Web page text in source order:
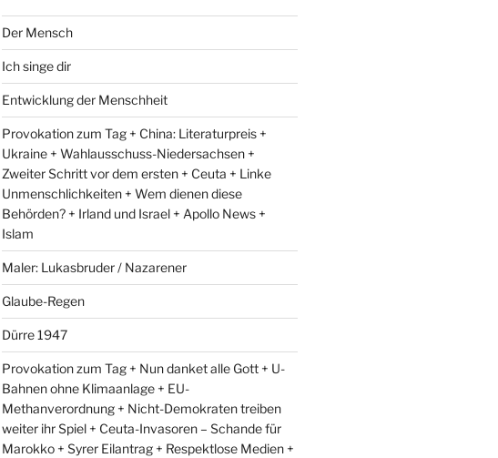
Der Mensch
Ich singe dir
Entwicklung der Menschheit
Provokation zum Tag + China: Literaturpreis +
Ukraine + Wahlausschuss-Niedersachsen +
Zweiter Schritt vor dem ersten + Ceuta + Linke
Unmenschlichkeiten + Wem dienen diese
Behörden? + Irland und Israel + Apollo News +
Islam
Maler: Lukasbruder / Nazarener
Glaube-Regen
Dürre 1947
Provokation zum Tag + Nun danket alle Gott + U-
Bahnen ohne Klimaanlage + EU-
Methanverordnung + Nicht-Demokraten treiben
weiter ihr Spiel + Ceuta-Invasoren – Schande für
Marokko + Syrer Eilantrag + Respektlose Medien +